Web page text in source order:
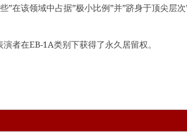
”在该领域中占据”极小比例”并”跻身于顶尖层次
者在EB-1A类别下获得了永久居留权。